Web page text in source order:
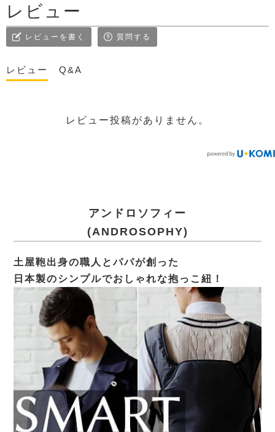
レビュー
レビューを書く 質問する
レビュー Q&A
レビュー投稿がありません。
アンドロソフィー
(ANDROSOPHY)
土屋鞄出身の職人とパパが創った
日本製のシンプルでおしゃれな抱っこ紐！